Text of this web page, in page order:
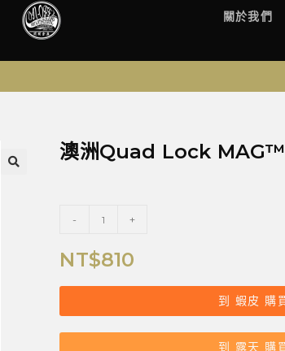
關於我們
澳洲Quad Lock MAG™
- +
NT$810
到 蝦皮 購
到 露天 購